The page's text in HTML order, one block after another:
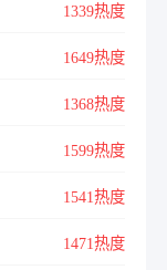
1339热度
1649热度
1368热度
1599热度
1541热度
1471热度